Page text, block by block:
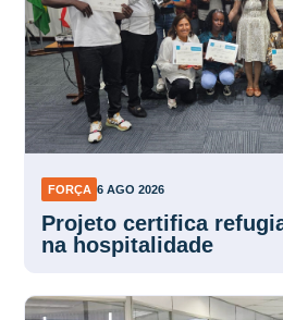
FORÇA 6 AGO 2026
Projeto certifica
na hospitalidade